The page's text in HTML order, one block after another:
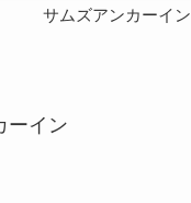
サムズアンカーイン
ーイン